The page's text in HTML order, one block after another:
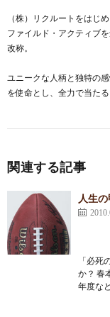
（株）リクルートをはじ
ファイルド・アクティブ
改称。
ユニークな人柄と独特の
を使命とし、全力で当た
関連する記事
人生
「必死
か？ 春
年度な